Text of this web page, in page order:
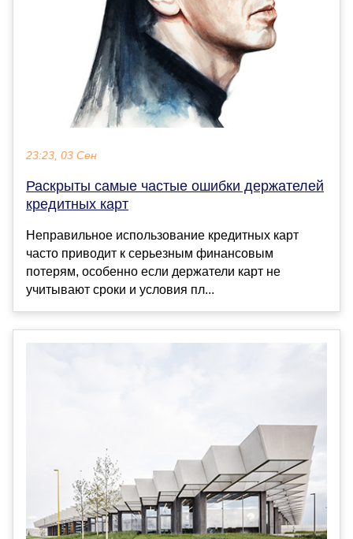
23:23, 03 Сен
Раскрыты самые частые ошибки держателей
кредитных карт
Неправильное использование кредитных карт
часто приводит к серьезным финансовым
потерям, особенно если держатели карт не
учитывают сроки и условия пл...